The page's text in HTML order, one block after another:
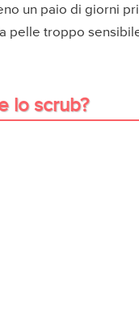
un paio di giorni
pelle troppo
lo scrub?